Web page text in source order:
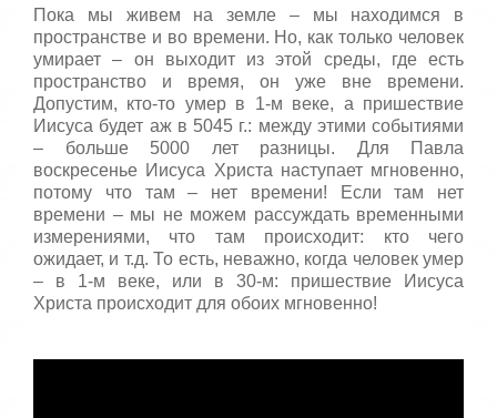
/
5
о
ц
е
н
и
т
е
Пока мы живем на земле – мы находимся в
пространстве и во времени. Но, как только человек
умирает – он выходит из этой среды, где есть
пространство и время, он уже вне времени.
Допустим, кто-то умер в 1-м веке, а пришествие
Иисуса будет аж в 5045 г.: между этими событиями
– больше 5000 лет разницы. Для Павла
воскресенье Иисуса Христа наступает мгновенно,
потому что там – нет времени! Если там нет
времени – мы не можем рассуждать временными
измерениями, что там происходит: кто чего
ожидает, и т.д. То есть, неважно, когда человек умер
– в 1-м веке, или в 30-м: пришествие Иисуса
Христа происходит для обоих мгновенно!